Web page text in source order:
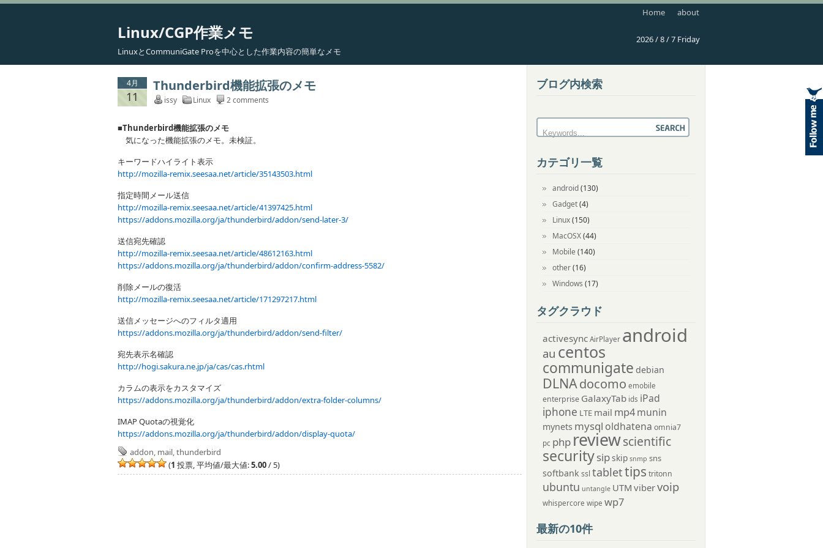
Linux/CGP作業メモ
LinuxとCommuniGate Proを中心とした作業内容の簡単なメモ
Home about
2026 / 8 / 7 Friday
4月
11
Thunderbird機能拡張のメモ
issy Linux 2 comments
■Thunderbird機能拡張のメモ
気になった機能拡張のメモ。未検証。
キーワードハイライト表示
http://mozilla-remix.seesaa.net/article/35143503.html
指定時間メール送信
http://mozilla-remix.seesaa.net/article/41397425.html
https://addons.mozilla.org/ja/thunderbird/addon/send-later-3/
送信宛先確認
http://mozilla-remix.seesaa.net/article/48612163.html
https://addons.mozilla.org/ja/thunderbird/addon/confirm-address-5582/
削除メールの復活
http://mozilla-remix.seesaa.net/article/171297217.html
送信メッセージへのフィルタ適用
https://addons.mozilla.org/ja/thunderbird/addon/send-filter/
宛先表示名確認
http://hogi.sakura.ne.jp/ja/cas/cas.rhtml
カラムの表示をカスタマイズ
https://addons.mozilla.org/ja/thunderbird/addon/extra-folder-columns/
IMAP Quotaの視覚化
https://addons.mozilla.org/ja/thunderbird/addon/display-quota/
addon, mail,thunderbird
(1 投票, 平均値/最大値:5.00/ 5)
ブログ内検索
カテゴリ一覧
android(130)
Gadget(4)
Linux(150)
MacOSX(44)
Mobile (140)
other(16)
Windows (17)
タグクラウド
activesync AirPlayer android
au centos
communigate debian
DLNAdocomo emobile
enterprise GalaxyTab ids iPad
iphone LTE mail mp4munin
mynets mysql oldhatena omnia7
pc php reviewscientific
securitysipskip snmp sns
softbankssl tablettips tritonn
ubuntu untangle UTM vibervoip
whispercore wipe wp7
最新の10件